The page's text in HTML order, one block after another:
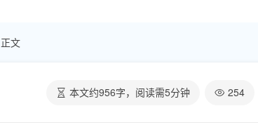
正文
本文约956字，阅读需5分钟 254